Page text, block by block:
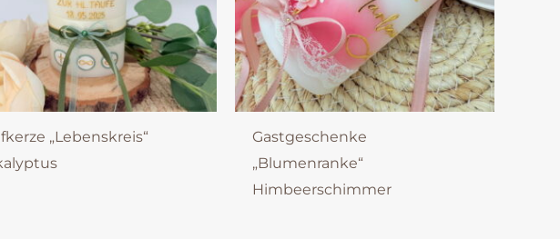
„Lebenskreis“
Gastgeschenke
„Blumenranke“
Himbeerschimmer